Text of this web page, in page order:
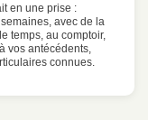
en une prise :
avec de la
temps, au comptoir,
vos antécédents,
connues.